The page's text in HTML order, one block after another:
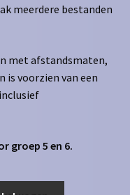
meerdere bestanden
met afstandsmaten,
is voorzien van een
groep 5 en 6.